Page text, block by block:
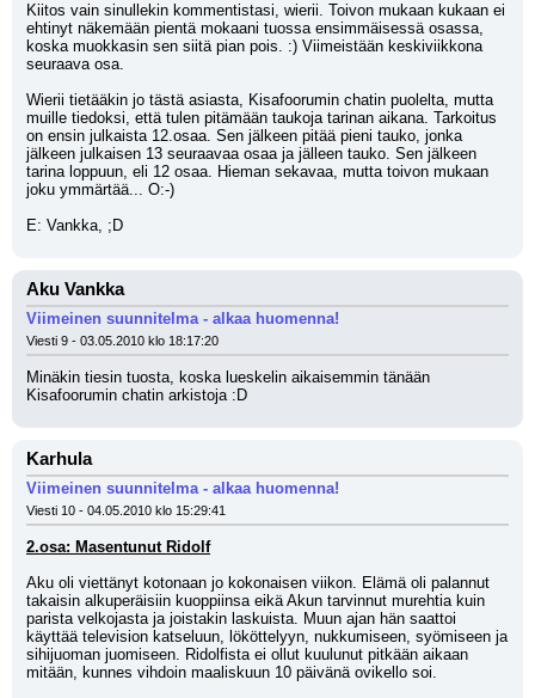
Kiitos vain sinullekin kommentistasi, wierii. Toivon mukaan kukaan ei
ehtinyt näkemään pientä mokaani tuossa ensimmäisessä osassa,
koska muokkasin sen siitä pian pois. :) Viimeistään keskiviikkona
seuraava osa.
Wierii tietääkin jo tästä asiasta, Kisafoorumin chatin puolelta, mutta
muille tiedoksi, että tulen pitämään taukoja tarinan aikana. Tarkoitus
on ensin julkaista 12.osaa. Sen jälkeen pitää pieni tauko, jonka
jälkeen julkaisen 13 seuraavaa osaa ja jälleen tauko. Sen jälkeen
tarina loppuun, eli 12 osaa. Hieman sekavaa, mutta toivon mukaan
joku ymmärtää... O:-)
E: Vankka, ;D
Aku Vankka
Viimeinen suunnitelma - alkaa huomenna!
Viesti 9 - 03.05.2010 klo 18:17:20
Minäkin tiesin tuosta, koska lueskelin aikaisemmin tänään
Kisafoorumin chatin arkistoja :D
Karhula
Viimeinen suunnitelma - alkaa huomenna!
Viesti 10 - 04.05.2010 klo 15:29:41
2.osa: Masentunut Ridolf
Aku oli viettänyt kotonaan jo kokonaisen viikon. Elämä oli palannut
takaisin alkuperäisiin kuoppiinsa eikä Akun tarvinnut murehtia kuin
parista velkojasta ja joistakin laskuista. Muun ajan hän saattoi
käyttää television katseluun, lököttelyyn, nukkumiseen, syömiseen ja
sihijuoman juomiseen. Ridolfista ei ollut kuulunut pitkään aikaan
mitään, kunnes vihdoin maaliskuun 10 päivänä ovikello soi.